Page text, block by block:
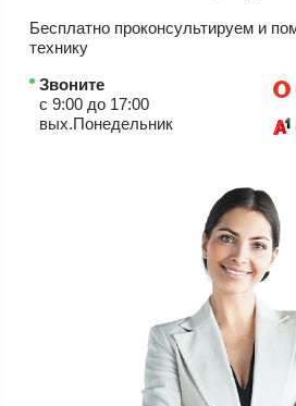
Бесплатно проконсультируем и
технику
Звоните
с 9:00 до 17:00
вых.Понедельник